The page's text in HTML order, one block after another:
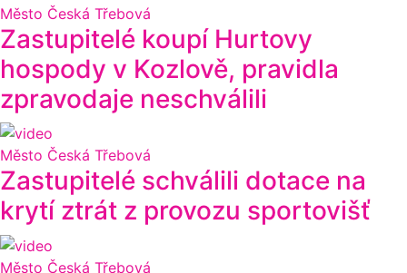
Město Česká Třebová
Zastupitelé koupí Hurtovy
hospody v Kozlově, pravidla
zpravodaje neschválili
Město Česká Třebová
Zastupitelé schválili dotace na
krytí ztrát z provozu sportovišť
Město Česká Třebová